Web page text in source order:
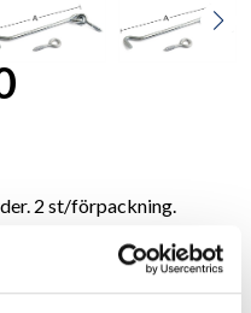
2 st/förpackning.